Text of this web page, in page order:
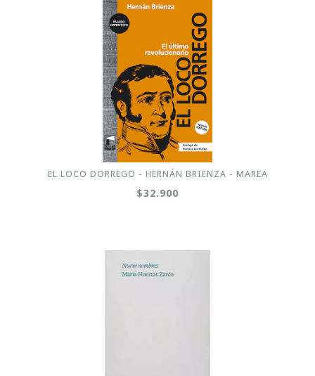
EL LOCO DORREGO - HERNÁN BRIENZA - MAREA
$32.900